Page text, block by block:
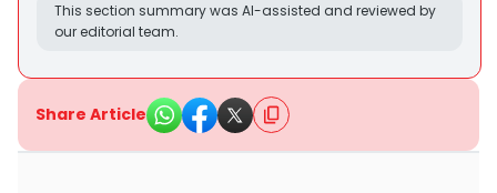
This section summary was AI-assisted and reviewed by
our editorial team.
Share Article